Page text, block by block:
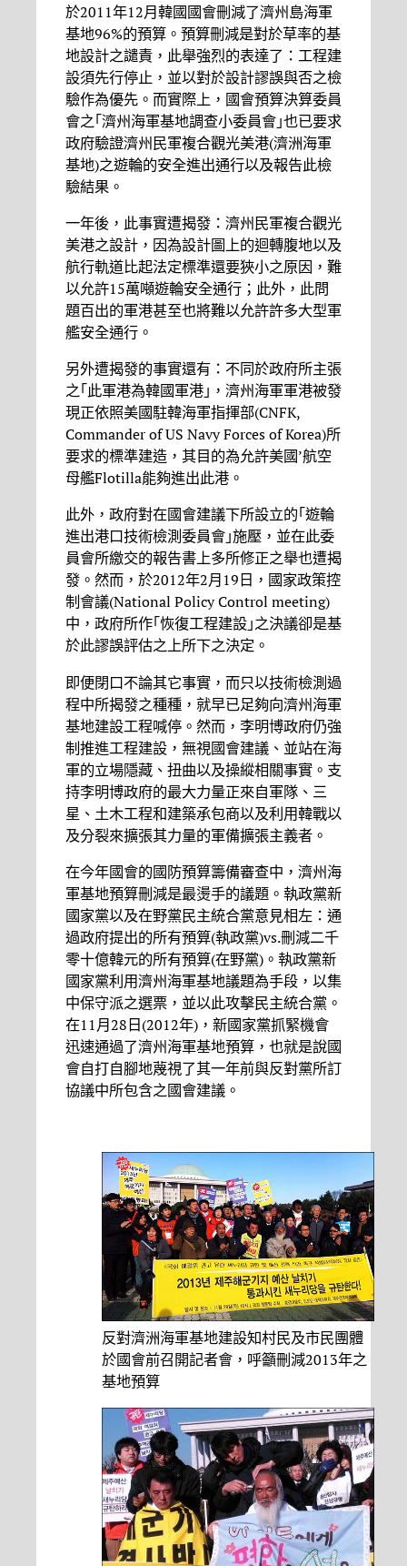
於2011年12月韓國國會刪減了濟州島海軍
基地96%的預算。預算刪減是對於草率的基
地設計之譴責，此舉強烈的表達了：工程建
設須先行停止，並以對於設計謬誤與否之檢
驗作為優先。而實際上，國會預算決算委員
會之｢濟州海軍基地調查小委員會｣也已要求
政府驗證濟州民軍複合觀光美港(濟洲海軍
基地)之遊輪的安全進出通行以及報告此檢
驗結果。
一年後，此事實遭揭發：濟州民軍複合觀光
美港之設計，因為設計圖上的迴轉腹地以及
航行軌道比起法定標準還要狹小之原因，難
以允許15萬噸遊輪安全通行；此外，此問
題百出的軍港甚至也將難以允許許多大型軍
艦安全通行。
另外遭揭發的事實還有：不同於政府所主張
之｢此軍港為韓國軍港｣，濟州海軍軍港被發
現正依照美國駐韓海軍指揮部(CNFK,
Commander of US Navy Forces of Korea)所
要求的標準建造，其目的為允許美國’航空
母艦Flotilla能夠進出此港。
此外，政府對在國會建議下所設立的｢遊輪
進出港口技術檢測委員會｣施壓，並在此委
員會所繳交的報告書上多所修正之舉也遭揭
發。然而，於2012年2月19日，國家政策控
制會議(National Policy Control meeting)
中，政府所作｢恢復工程建設｣之決議卻是基
於此謬誤評估之上所下之決定。
即便閉口不論其它事實，而只以技術檢測過
程中所揭發之種種，就早已足夠向濟州海軍
基地建設工程喊停。然而，李明博政府仍強
制推進工程建設，無視國會建議、並站在海
軍的立場隱藏、扭曲以及操縱相關事實。支
持李明博政府的最大力量正來自軍隊、三
星、土木工程和建築承包商以及利用韓戰以
及分裂來擴張其力量的軍備擴張主義者。
在今年國會的國防預算籌備審查中，濟州海
軍基地預算刪減是最燙手的議題。執政黨新
國家黨以及在野黨民主統合黨意見相左：通
過政府提出的所有預算(執政黨)vs.刪減二千
零十億韓元的所有預算(在野黨)。執政黨新
國家黨利用濟州海軍基地議題為手段，以集
中保守派之選票，並以此攻擊民主統合黨。
在11月28日(2012年)，新國家黨抓緊機會
迅速通過了濟州海軍基地預算，也就是說國
會自打自腳地蔑視了其一年前與反對黨所訂
協議中所包含之國會建議。
反對濟洲海軍基地建設知村民及市民團體
於國會前召開記者會，呼籲刪減2013年之
基地預算